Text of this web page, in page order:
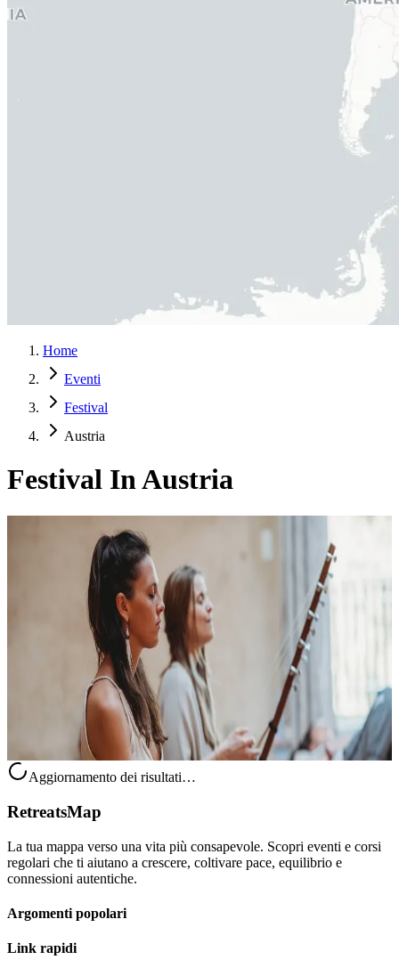
Home
Eventi
Festival
Austria
Festival In Austria
Giornate Estive Selvagge – Piccolo Festival di Ritiro
Trasforma l’estate in un viaggio interiore da ricordare. Questo ritiro-
festival è un rifugio accogliente dedicato alla presenza, alla gioia e al
benessere, pensato per chi desidera allontanarsi dal ri...
Su richiesta
20 agosto 2026
11:00
Vienna, Austria
Aggiornamento dei risultati…
RetreatsMap
La tua mappa verso una vita più consapevole. Scopri eventi e corsi
regolari che ti aiutano a crescere, coltivare pace, equilibrio e
connessioni autentiche.
Argomenti popolari
Link rapidi